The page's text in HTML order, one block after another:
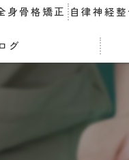
身骨格矯正 自律神経
グ